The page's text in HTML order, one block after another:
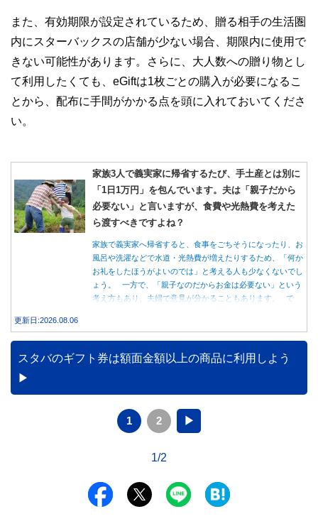
また、有効期限が設定されているため、贈る相手の生活圏
内にスターバックスの店舗が少ない場合、期限内に使用で
きない可能性があります。さらに、大人数への贈り物とし
て利用したくても、eGiftは1枚ごとの購入が必要になるこ
とから、配布に手間がかかる点を頭に入れておいてくださ
い。
家族3人で義実家に帰省するたび、手土産とは別に
「1日1万円」を包んでいます。夫は「親子だから
必要ない」と言いますが、食費や光熱費を考えた
ら渡すべきですよね？
家族で義実家へ帰省すると、食事をごちそうになったり、お
風呂や洗濯などで水道・光熱費が増えたりするため、「何か
お礼をしたほうがよいのでは」と考える人も少なくないでし
ょう。 一方で、「親子なのだからお金は必要ない」という
考え方もあり、夫婦で意見が分かることもあります。 で
ます。
更新日:2026.08.06
スタバのギフト券は額面金額以上の商品に利用しよう
1 2 ▶
1/2